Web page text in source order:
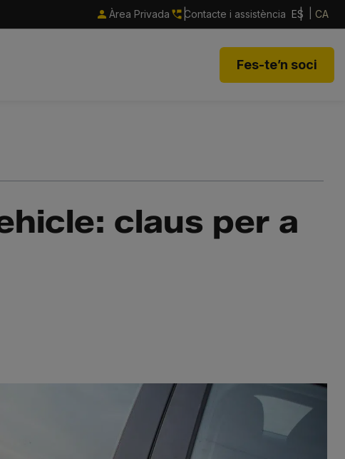
Àrea Privada Contacte i assistència ES CA
Fes-te’n soci
claus per a